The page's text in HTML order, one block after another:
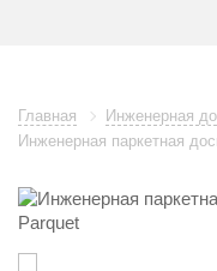
Главная Инженерная
Инженерная паркетная